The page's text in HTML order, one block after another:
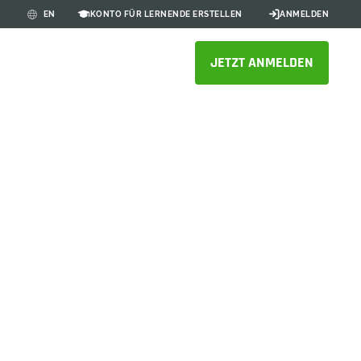
EN KONTO FÜR LERNENDE ERSTELLEN ANMELDEN
JETZT ANMELDEN